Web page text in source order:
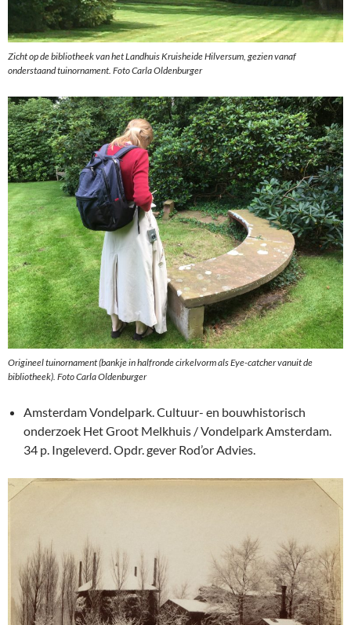
Zicht op de bibliotheek van het Landhuis Kruisheide Hilversum, gezien vanaf
onderstaand tuinornament. Foto Carla Oldenburger
Origineel tuinornament (bankje in halfronde cirkelvorm als Eye-catcher vanuit de
bibliotheek). Foto Carla Oldenburger
Amsterdam Vondelpark. Cultuur- en bouwhistorisch
onderzoek Het Groot Melkhuis / Vondelpark Amsterdam.
34 p. Ingeleverd. Opdr. gever Rod’or Advies.